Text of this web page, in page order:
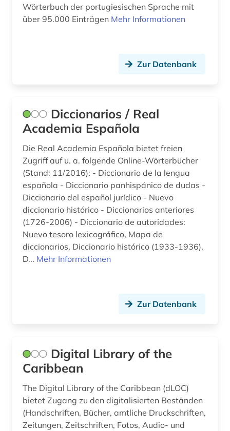
Wörterbuch der portugiesischen Sprache mit
über 95.000 Einträgen Mehr Informationen
Zur Datenbank
Diccionarios / Real
Academia Española
Die Real Academia Española bietet freien
Zugriff auf u. a. folgende Online-Wörterbücher
(Stand: 11/2016): - Diccionario de la lengua
española - Diccionario panhispánico de dudas -
Diccionario del español jurídico - Nuevo
diccionario histórico - Diccionarios anteriores
(1726-2006) - Diccionario de autoridades:
Nuevo tesoro lexicográfico, Mapa de
diccionarios, Diccionario histórico (1933-1936),
D... Mehr Informationen
Zur Datenbank
Digital Library of the
Caribbean
The Digital Library of the Caribbean (dLOC)
bietet Zugang zu den digitalisierten Beständen
(Handschriften, Bücher, amtliche Druckschriften,
Zeitungen, Zeitschriften, Fotos, Audio- und